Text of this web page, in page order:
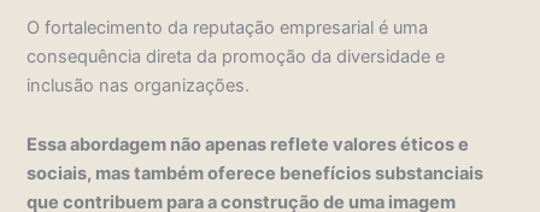
O fortalecimento da reputação empresarial é uma
consequência direta da promoção da diversidade e
inclusão nas organizações.
Essa abordagem não apenas reflete valores éticos e
sociais, mas também oferece benefícios substanciais
que contribuem para a construção de uma imagem